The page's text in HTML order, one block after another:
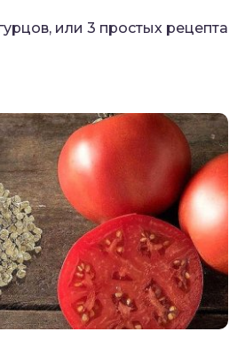
или 3 простых рецепта